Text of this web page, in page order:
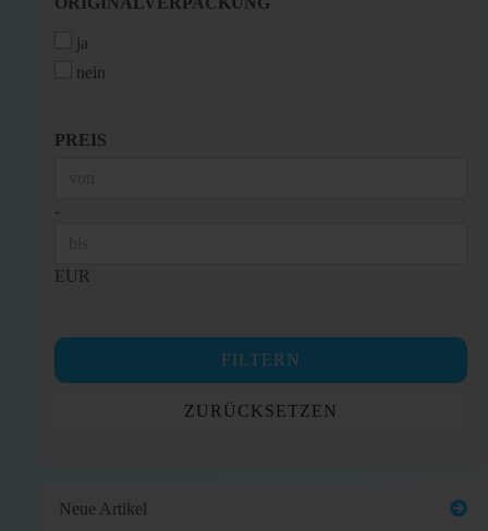
ja
nein
PREIS
PREIS
-
EUR
FILTERN
ZURÜCKSETZEN
Neue Artikel